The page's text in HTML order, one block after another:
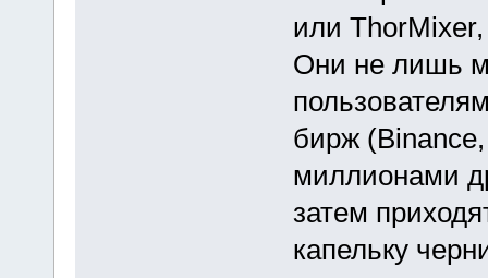
или
Они не лишь
бирж
миллионами
затем
капельку